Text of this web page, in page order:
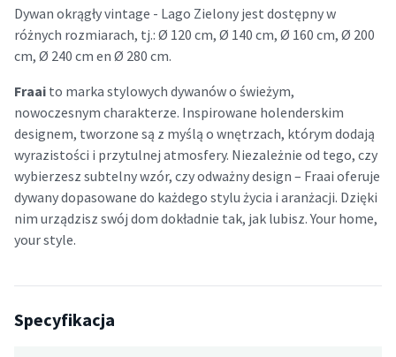
Dywan okrągły vintage - Lago Zielony jest dostępny w
różnych rozmiarach, tj.: Ø 120 cm, Ø 140 cm, Ø 160 cm, Ø 200
cm, Ø 240 cm en Ø 280 cm.
Fraai to marka stylowych dywanów o świeżym,
nowoczesnym charakterze. Inspirowane holenderskim
designem, tworzone są z myślą o wnętrzach, którym dodają
wyrazistości i przytulnej atmosfery. Niezależnie od tego, czy
wybierzesz subtelny wzór, czy odważny design – Fraai oferuje
dywany dopasowane do każdego stylu życia i aranżacji. Dzięki
nim urządzisz swój dom dokładnie tak, jak lubisz. Your home,
your style.
Specyfikacja